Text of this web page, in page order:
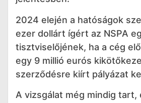
2024 elején a hatóságok
ezer dollárt ígért az NSPA
tisztviselőjének, ha a cég
egy 9 millió eurós
szerződésre kiírt pályázat
A vizsgálat még mindig tart,